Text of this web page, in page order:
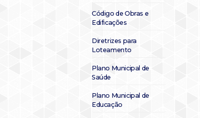
Código de Obras e
Edificações
Diretrizes para
Loteamento
Plano Municipal de
Saúde
Plano Municipal de
Educação